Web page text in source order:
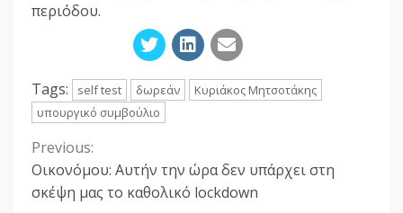
περιόδου.
Tags: self test δωρεάν
Κυριάκος Μητσοτάκης
υπουργικό συμβούλιο
Continue
Reading
Previous:
Οικονόμου: Αυτήν την ώρα δεν υπάρχει στη
σκέψη μας το καθολικό lockdown